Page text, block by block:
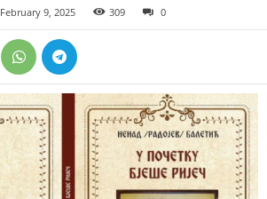
February 9, 2025 309 0